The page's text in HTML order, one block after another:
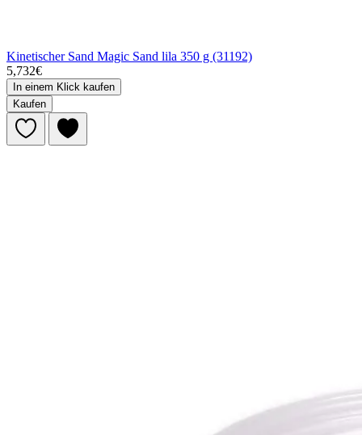
Kinetischer Sand Magic Sand lila 350 g (31192)
5,732€
In einem Klick kaufen
Kaufen